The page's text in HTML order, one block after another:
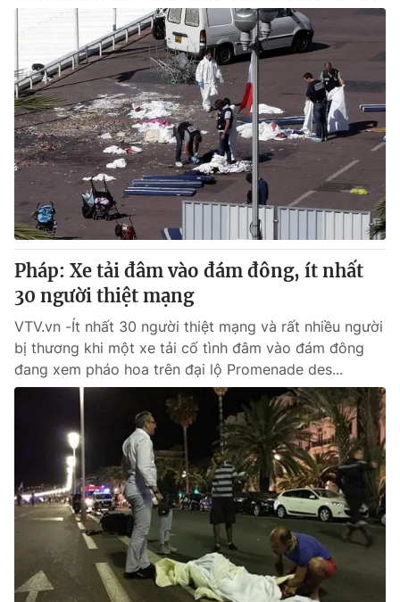
Video Shorts video
VTV Money VTV Thể thao
VTV Sức khoẻ Bất động sản
Thị trường 24h Tấm lòng Việt
VTV4 Vươn mình bằng AI
VTV9
Liên hệ tòa soạn English
THỜI BÁO VTV
Theo dõi báo trên
Cơ quan chủ quản:Đài Truyền hình Việt Nam
Cơ quan báo chí:Thời báo VTV
Pháp: Xe tải đâm vào đám đông, ít nhất
30 người thiệt mạng
VTV.vn -Ít nhất 30 người thiệt mạng và rất nhiều người
bị thương khi một xe tải cố tình đâm vào đám đông
đang xem pháo hoa trên đại lộ Promenade des...